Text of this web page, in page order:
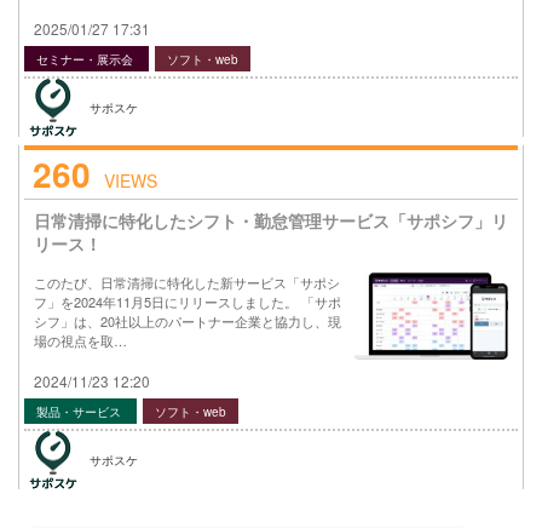
2025/01/27 17:31
セミナー・展示会 ソフト・web
サポスケ
260 VIEWS
日常清掃に特化したシフト・勤怠管理サービス「サポシフ」リ
リース！
このたび、日常清掃に特化した新サービス「サポシ
フ」を2024年11月5日にリリースしました。 「サポ
シフ」は、20社以上のパートナー企業と協力し、現
場の視点を取…
2024/11/23 12:20
製品・サービス ソフト・web
サポスケ